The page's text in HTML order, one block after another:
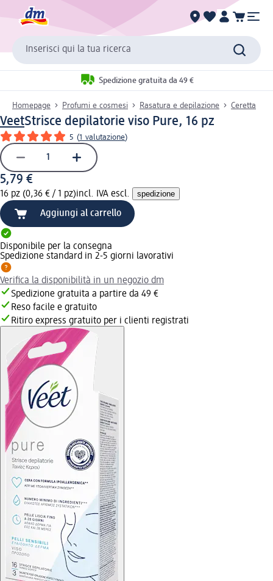
Inserisci qui la tua ricerca
Spedizione gratuita da 49 €
Homepage Profumi e cosmesi Rasatura e depilazione Ceretta
VeetStrisce depilatorie viso Pure, 16 pz
5 (1 valutazione)
5,79 €
16 pz (0,36 € / 1 pz)incl. IVA escl. spedizione
Aggiungi al carrello
Disponibile per la consegna
Spedizione standard in 2-5 giorni lavorativi
Verifica la disponibilità in un negozio dm
Spedizione gratuita a partire da 49 €
Reso facile e gratuito
Ritiro express gratuito per i clienti registrati